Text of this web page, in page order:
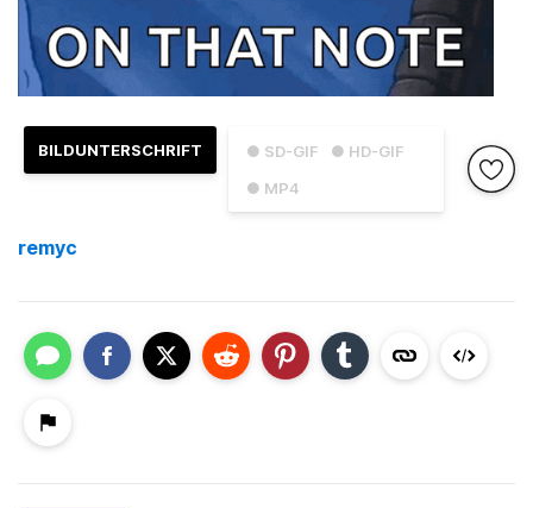
● SD-GIF
● HD-GIF
● MP4
BILDUNTERSCHRIFT
remyc